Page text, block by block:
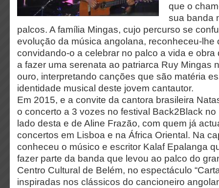
que o
sua banda
palcos. A família Mingas, cujo percurso se
evolução da música angolana, reconheceu-lhe
convidando-o a celebrar no palco a vida e obra
a fazer uma serenata ao patriarca Ruy Mingas
ouro, interpretando canções que são matéria
identidade musical deste jovem cantautor.
Em 2015, e a convite da cantora brasileira
o concerto a 3 vozes no festival Back2Black
lado desta e de Aline Frazão, com quem já
concertos em Lisboa e na África Oriental. Na
conheceu o músico e escritor Kalaf Epalanga
fazer parte da banda que levou ao palco do
Centro Cultural de Belém, no espectáculo
inspiradas nos clássicos do cancioneiro